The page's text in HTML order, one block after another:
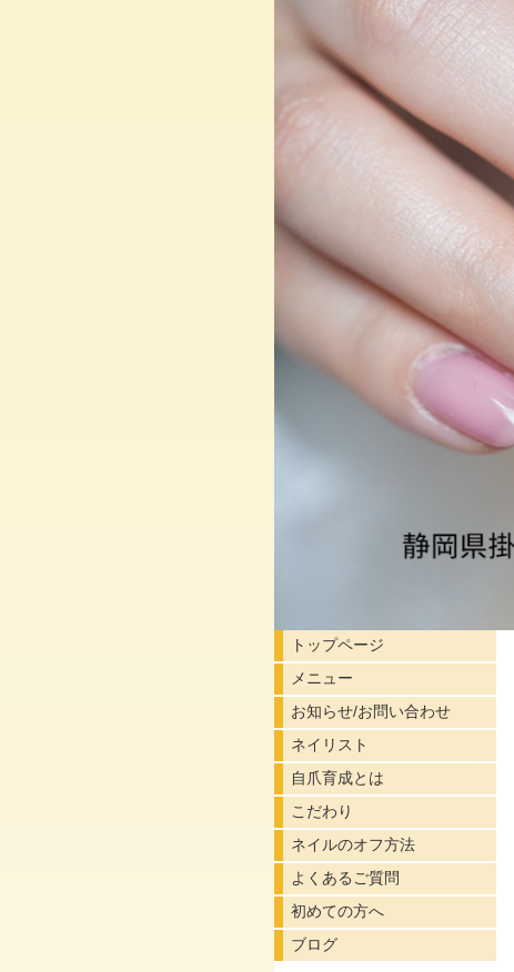
トップページ
メニュー
お知らせ/お問い合わせ
ネイリスト
自爪育成とは
こだわり
ネイルのオフ方法
よくあるご質問
初めての方へ
ブログ